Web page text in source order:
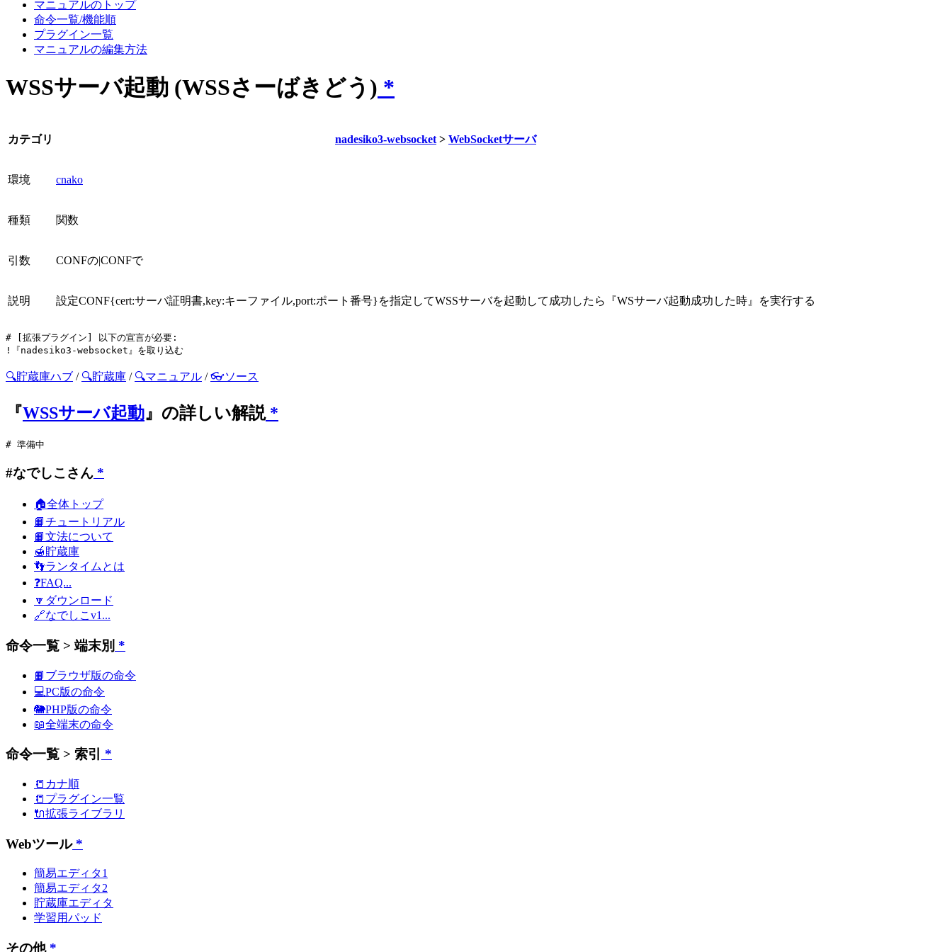
マニュアルのトップ
命令一覧/機能順
プラグイン一覧
マニュアルの編集方法
WSSサーバ起動 (WSSさーばきどう) *
カテゴリ nadesiko3-websocket > WebSocketサーバ
環境 cnako
種類 関数
引数 CONFの|CONFで
説明 設定CONF{cert:サーバ証明書,key:キーファイル,port:ポート番号}を指定してWSSサーバを起動して成功したら『WSサーバ起動成功した時』を実行する
# [拡張プラグイン] 以下の宣言が必要:
🔍貯蔵庫ハブ / 🔍貯蔵庫 / 🔍マニュアル /👓ソース
『WSSサーバ起動』の詳しい解説*
#なでしこさん *
🏠全体トップ
📙チュートリアル
📙文法について
🍯貯蔵庫
👣ランタイムとは
❓FAQ...
🔽ダウンロード
🔗なでしこv1...
命令一覧 > 端末別 *
📙ブラウザ版の命令
💻PC版の命令
🐘PHP版の命令
📖全端末の命令
命令一覧 > 索引 *
📒カナ順
📒プラグイン一覧
🔌拡張ライブラリ
Webツール*
簡易エディタ1
簡易エディタ2
貯蔵庫エディタ
学習用パッド
その他*